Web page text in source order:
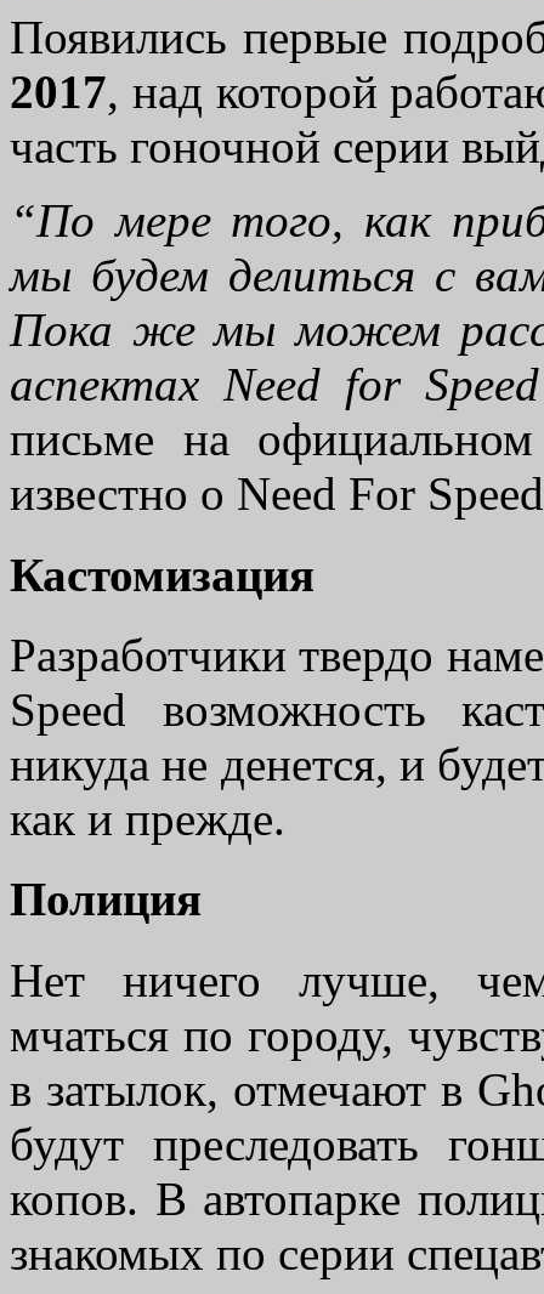
Появились первые
2017, над которой
часть гоночной серии
“По мере того, как
мы будем делиться с
Пока же мы можем
аспектах Need for
письме на
известно о Need For
Кастомизация
Разработчики твердо
Speed возможность
никуда не денется, и
как и прежде.
Полиция
Нет ничего лучше,
мчаться по городу,
в затылок, отмечают в
будут преследовать
копов. В автопарке
знакомых по серии